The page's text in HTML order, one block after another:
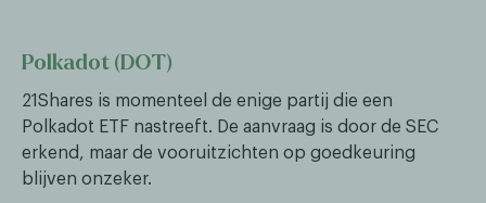
Polkadot (DOT)
21Shares is momenteel de enige partij die een
Polkadot ETF nastreeft. De aanvraag is door de SEC
erkend, maar de vooruitzichten op goedkeuring
blijven onzeker.